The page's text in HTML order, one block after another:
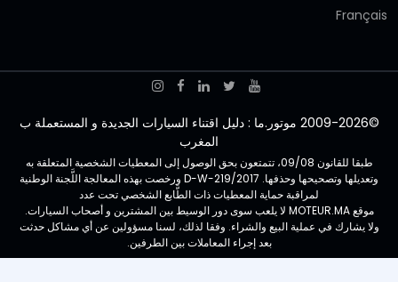
Français
©2009-2026 موتور.ما : دليل اقتناء السيارات الجديدة و المستعملة ب
المغرب
طبقا للقانون 09/08، تتمتعون بحق الوصول إلى المعطيات الشخصية المتعلقة به
وتعديلها وتصحيحها وحذفها. D-W-219/2017 ورخصت بهذه المعالجة اللَّجنة الوطنية
لمراقبة حماية المعطيات ذات الطَّابع الشخصي تحت عدد
موقع MOTEUR.MA لا يلعب سوى دور الوسيط بين المشترين و أصحاب السيارات.
ولا يشارك في عملية البيع والشراء. وفقا لذلك، لسنا مسؤولين عن أي مشاكل حدثت
بعد إجراء المعاملات بين الطرفين.